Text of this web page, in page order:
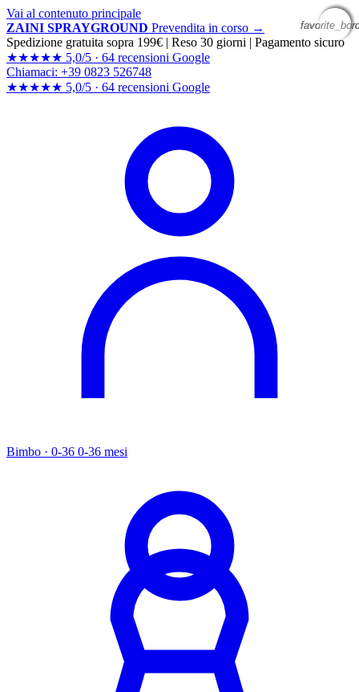
Vai al contenuto principale
ZAINI SPRAYGROUND Prevendita in corso →
Spedizione gratuita sopra 199€ | Reso 30 giorni | Pagamento sicuro
★★★★★ 5,0/5 · 64 recensioni Google
Chiamaci: +39 0823 526748
★★★★★ 5,0/5 · 64 recensioni Google
Bimbo · 0-36 0-36 mesi